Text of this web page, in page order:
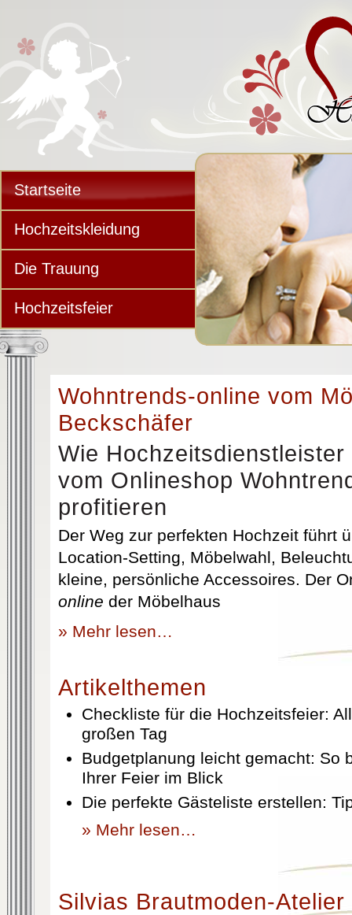
Startseite
Hochzeitskleidung
Die Trauung
Hochzeitsfeier
Wohntrends-online vom
Beckschäfer
Wie
vom Onlineshop
profitieren
Der Weg zur perfekten Hochzeit führt
Location-Setting, Möbelwahl,
kleine, persönliche Accessoires. Der
online der Möbelhaus
» Mehr lesen…
Artikelthemen
Checkliste für die Hochzeitsfeier:
großen Tag
Budgetplanung leicht gemacht: So
Ihrer Feier im Blick
Die perfekte Gästeliste erstellen:
» Mehr lesen…
Silvias Brautmoden-Atelier